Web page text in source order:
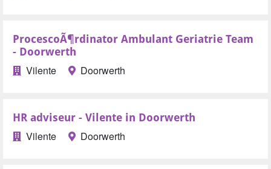
ProcescoÃ¶rdinator Ambulant Geriatrie Team
- Doorwerth
Vilente Doorwerth
HR adviseur - Vilente in Doorwerth
Vilente Doorwerth